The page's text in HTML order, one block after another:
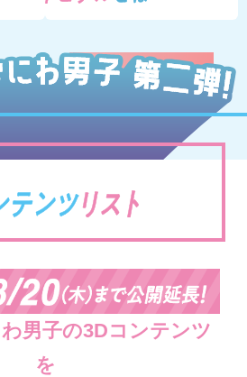
男子の3Dコンテンツ
を